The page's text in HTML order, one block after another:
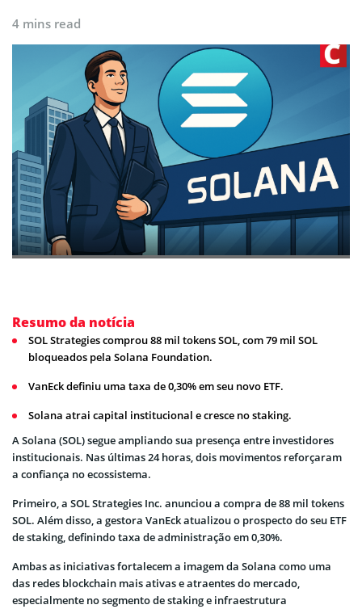
4 mins read
Resumo da notícia
SOL Strategies comprou 88 mil tokens SOL, com 79 mil SOL
bloqueados pela Solana Foundation.
VanEck definiu uma taxa de 0,30% em seu novo ETF.
Solana atrai capital institucional e cresce no staking.
A Solana (SOL) segue ampliando sua presença entre investidores
institucionais. Nas últimas 24 horas, dois movimentos reforçaram
a confiança no ecossistema.
Primeiro, a SOL Strategies Inc. anunciou a compra de 88 mil tokens
SOL. Além disso, a gestora VanEck atualizou o prospecto do seu ETF
de staking, definindo taxa de administração em 0,30%.
Ambas as iniciativas fortalecem a imagem da Solana como uma
das redes blockchain mais ativas e atraentes do mercado,
especialmente no segmento de staking e infraestrutura